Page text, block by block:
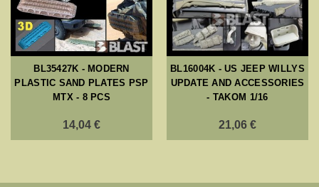
BL35427K - MODERN
PLASTIC SAND PLATES PSP
MTX - 8 PCS
14,04 €
BL16004K - US JEEP WILLYS
UPDATE AND ACCESSORIES
- TAKOM 1/16
21,06 €